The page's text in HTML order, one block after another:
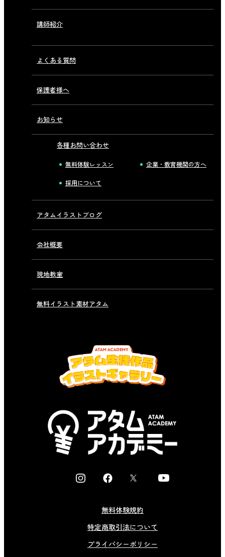
講師紹介
よくある質問
保護者様へ
お知らせ
各種お問い合わせ
無料体験レッスン 企業・教育機関の方へ
採用について
アタムイラストブログ
会社概要
現地教室
無料イラスト素材アタム
I
a
g
F
e
b
o
X
Y
無料体験規約
特定商取引法について
プライバシーポリシー